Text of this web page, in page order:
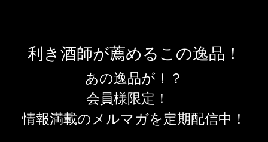
利き酒師が薦めるこの逸品！
あの逸品が！？
会員様限定！
情報満載のメルマガを定期配信中！